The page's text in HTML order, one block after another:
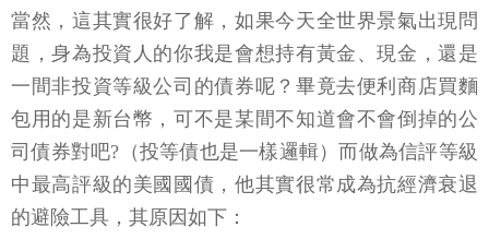
當然，這其實很好了解，如果今天全世界景氣出現問
題，身為投資人的你我是會想持有黃金、現金，還是
一間非投資等級公司的債券呢？畢竟去便利商店買麵
包用的是新台幣，可不是某間不知道會不會倒掉的公
司債券對吧?（投等債也是一樣邏輯）而做為信評等級
中最高評級的美國國債，他其實很常成為抗經濟衰退
的避險工具，其原因如下：